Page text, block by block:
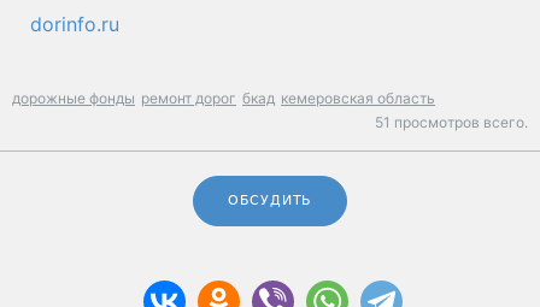
dorinfo.ru
дорожные фонды ремонт дорог бкад кемеровская область
51 просмотров всего.
ОБСУДИТЬ